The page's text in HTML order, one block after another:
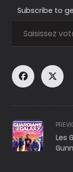
Subscribe to
<span
class="nav-
subtitle
Les